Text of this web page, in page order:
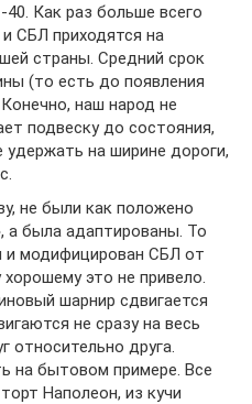
Как раз больше всего
СБЛ приходятся на
страны. Средний срок
(то есть до появления
наш народ не
подвеску до состояния,
удержать на ширине дороги,
не были как положено
а была адаптированы. То
и модифицирован СБЛ от
хорошему это не привело.
шарнир сдвигается
не сразу на весь
относительно друга.
на бытовом примере. Все
Наполеон, из кучи